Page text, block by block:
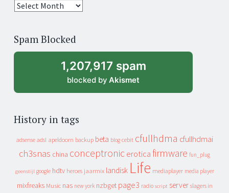
25
archive
Spam Blocked
1,207,917 spam
blocked by Akismet
History in tags
adsense adsl apeldoorn backup beta blog cebit cfullhdma cfullhdmai
ch3snas china conceptronic erotica firmware fun_plug
geenstijl google hdtv heroes jaarmix landisk Life mediaplayer media player
mixfreaks Music nas new york nzbget page3 radio script server slagers in